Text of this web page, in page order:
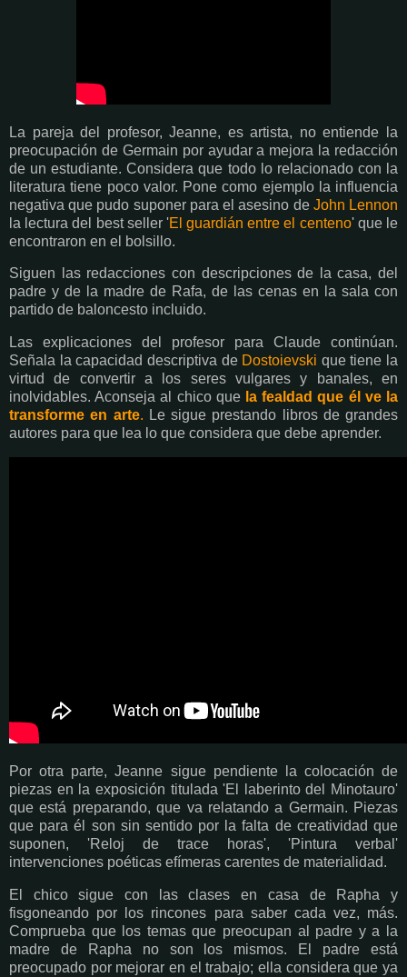
La pareja del profesor, Jeanne, es artista, no entiende la
preocupación de Germain por ayudar a mejora la redacción
de un estudiante. Considera que todo lo relacionado con la
literatura tiene poco valor. Pone como ejemplo la influencia
negativa que pudo suponer para el asesino de John Lennon
la lectura del best seller 'El guardián entre el centeno' que le
encontraron en el bolsillo.
Siguen las redacciones con descripciones de la casa, del
padre y de la madre de Rafa, de las cenas en la sala con
partido de baloncesto incluido.
Las explicaciones del profesor para Claude continúan.
Señala la capacidad descriptiva de Dostoievski que tiene la
virtud de convertir a los seres vulgares y banales, en
inolvidables. Aconseja al chico que la fealdad que él ve la
transforme en arte. Le sigue prestando libros de grandes
autores para que lea lo que considera que debe aprender.
Por otra parte, Jeanne sigue pendiente la colocación de
piezas en la exposición titulada 'El laberinto del Minotauro'
que está preparando, que va relatando a Germain. Piezas
que para él son sin sentido por la falta de creatividad que
suponen, 'Reloj de trace horas', 'Pintura verbal'
intervenciones poéticas efímeras carentes de materialidad.
El chico sigue con las clases en casa de Rapha y
fisgoneando por los rincones para saber cada vez, más.
Comprueba que los temas que preocupan al padre y a la
madre de Rapha no son los mismos. El padre está
preocupado por mejorar en el trabajo; ella considera que ya